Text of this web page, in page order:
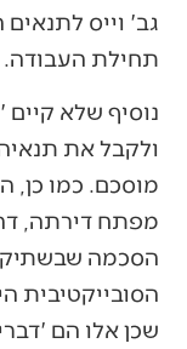
גב' וייס
תחילת העבודה.
נוסיף שלא
ולקבל את
מוסכם. כמו
מפתח דירתה,
הסכמה
הסובייקטיבית
שכן אלו הם